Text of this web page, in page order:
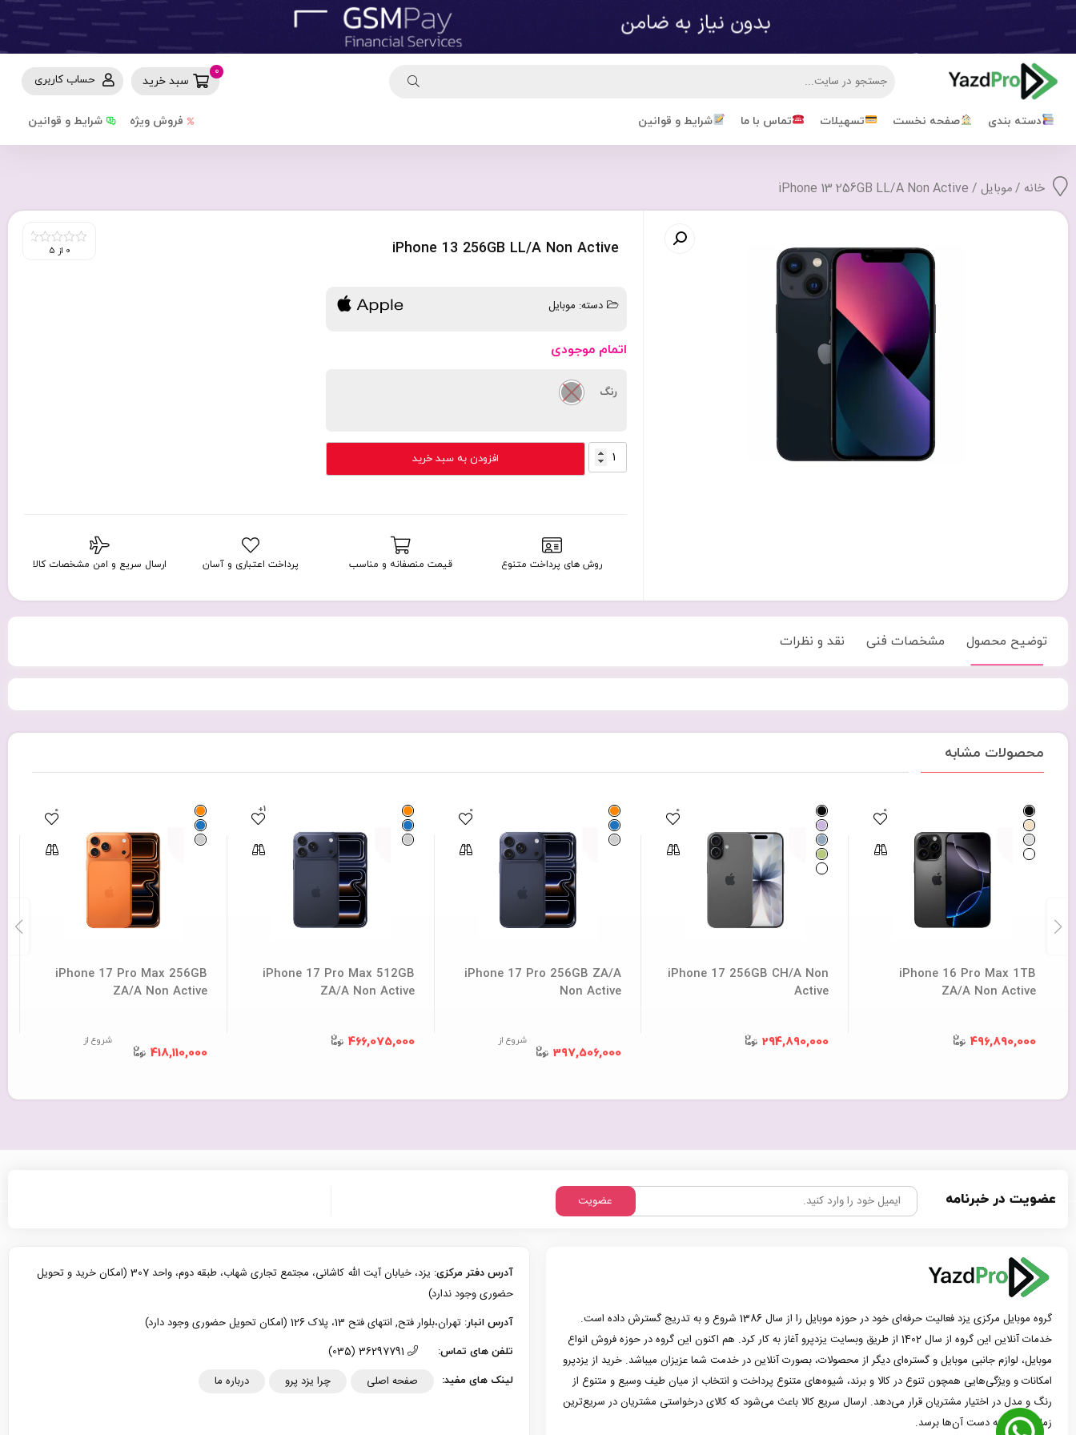
حساب کاربری سبد خرید
0
دسته بندی صفحه نخست تسهیلات تماس با ما شرایط و قوانین شرایط و قوانین فروش ویژه
خانه /موبایل / iPhone 13 256GB LL/A Non Active
iPhone 13 256GB LL/A Non Active 0 از 5
دسته: موبایل
اتمام موجودی
رنگ
iPhone
13
افزودن به سبد خرید
روش های پرداخت متنوع قیمت منصفانه و مناسب پرداخت اعتباری و آسان ارسال سریع و امن مشخصات کالا
توضیح محصول مشخصات فنی نقد و نظرات
محصولات مشابه
iPhone 16 Pro Max 1TB
ZA/A Non Active
496,890,000
0
iPhone 17 256GB CH/A Non
Active
294,890,000
0
iPhone 17 Pro 256GB ZA/A
Non Active
شروع از
397,506,000
0
iPhone 17 Pro Max 512GB
ZA/A Non Active
466,075,000
+1
iPhone 17 Pro Max 256GB
ZA/A Non Active
شروع از
418,110,000
0
عضویت در خبرنامه عضویت
گروه موبایل مرکزی یزد فعالیت حرفه‌ای خود در حوزه موبایل را از سال 1386 شروع و به تدریج گسترش داده است.
خدمات آنلاین این گروه از سال 1402 از طریق وبسایت یزدپرو آغاز به کار کرد. هم اکنون این گروه در حوزه فروش انواع
موبایل، لوازم جانبی موبایل و گستره‌ای دیگر از محصولات، بصورت آنلاین در خدمت شما عزیزان میباشد. خرید از یزدپرو
امکانات و ویژگی‌هایی همچون تنوع در کالا و برند، شیوه‌های متنوع پرداخت و انتخاب از میان طیف وسیع و متنوع از
رنگ و مدل در اختیار مشتریان قرار می‌دهد. ارسال سریع کالا باعث می‌شود که کالای درخواستی مشتریان در سریع‌ترین
زمان ممکن به دست آن‌ها برسد.
آدرس دفتر مرکزی:
یزد، خیابان آیت الله کاشانی، مجتمع تجاری شهاب، طبقه دوم، واحد 307 (امکان خرید و تحویل
حضوری وجود ندارد)
آدرس انبار: تهران،بلوار فتح, انتهای فتح 13، پلاک 126 (امکان تحویل حضوری وجود دارد)
تلفن های تماس:
لینک های مفید: صفحه اصلی چرا یزد پرو درباره ما